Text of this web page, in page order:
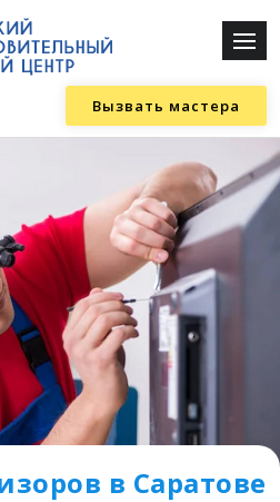
Вызвать мастера
в Саратове